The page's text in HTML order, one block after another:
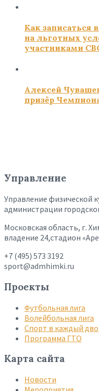
Как записаться
на льготных
участниками
Алексей
призёр
Управление
Управление физической
администрации
Московская область, г.
владение 24,стадион
+7 (495) 573 3192
sport@admhimki.ru
Проекты
Футбольная лига
Волейбольная лига
Спорт в каждый
Программа ГТО
Карта сайта
Новости